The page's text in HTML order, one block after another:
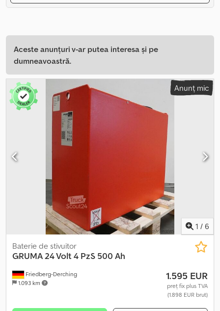
Aceste anunțuri v-ar putea interesa și pe
dumneavoastră.
Anunț mic
1 / 6
Friedberg-Derching
1.093 km
Baterie de stivuitor
GRUMA24 Volt 4 PzS 500 Ah
1.595 EUR
preț fix plus TVA
(1.898 EUR brut)